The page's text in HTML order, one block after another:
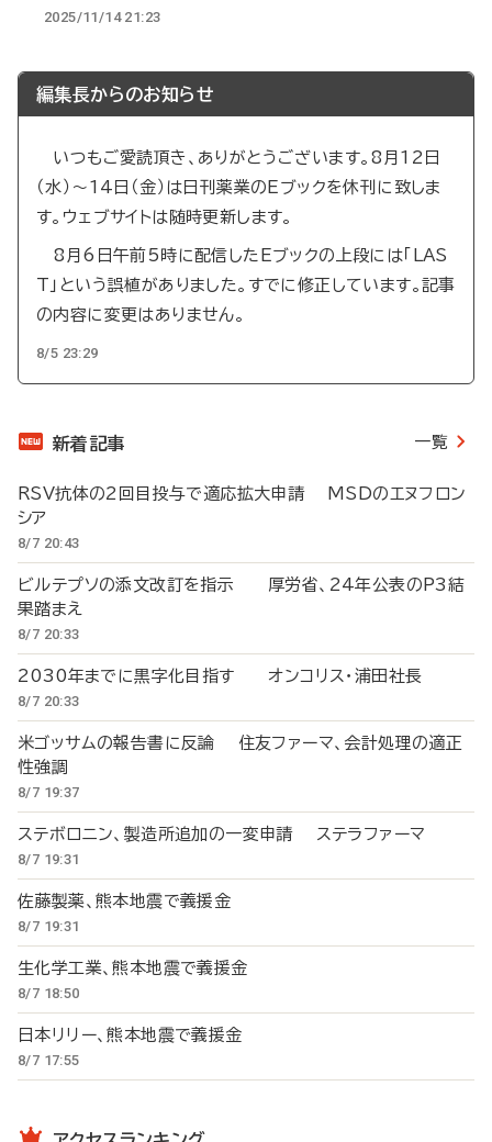
2025/11/14 21:23
編集長からのお知らせ
いつもご愛読頂き、ありがとうございます。8月12日
（水）～14日（金）は日刊薬業のEブックを休刊に致しま
す。ウェブサイトは随時更新します。
8月6日午前5時に配信したEブックの上段には「LAS
T」という誤植がありました。すでに修正しています。記事
の内容に変更はありません。
8/5 23:29
新着記事 一覧
RSV抗体の2回目投与で適応拡大申請 MSDのエヌフロン
シア
8/7 20:43
ビルテプソの添文改訂を指示 厚労省、24年公表のP3結
果踏まえ
8/7 20:33
2030年までに黒字化目指す オンコリス・浦田社長
8/7 20:33
米ゴッサムの報告書に反論 住友ファーマ、会計処理の適正
性強調
8/7 19:37
ステボロニン、製造所追加の一変申請 ステラファーマ
8/7 19:31
佐藤製薬、熊本地震で義援金
8/7 19:31
生化学工業、熊本地震で義援金
8/7 18:50
日本リリー、熊本地震で義援金
8/7 17:55